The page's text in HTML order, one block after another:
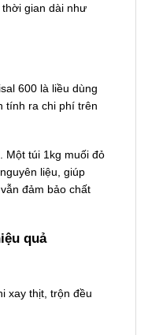
gian dài như
600 là liều dùng
tính ra chi phí trên
Một túi 1kg muối đỏ
liệu, giúp
đảm bảo chất
quả
xay thịt, trộn đều